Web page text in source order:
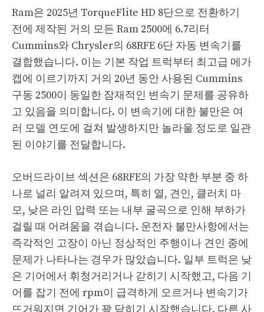
Ram은 2025년 TorqueFlite HD 8단으로 전환하기
전에 제작된 거의 모든 Ram 2500에 6.7리터
Cummins와 Chrysler의 68RFE 6단 자동 변속기를
결합했습니다. 이는 기본 작업 트럭부터 최고급 메가
캡에 이르기까지 거의 20년 동안 사용된 Cummins
구동 2500이 동일한 잠재적인 변속기 문제를 공유하
고 있음을 의미합니다. 이 변속기에 대한 불만은 여
러 모델 연도에 걸쳐 발생하지만 놀라울 정도로 일관
된 이야기를 전달합니다.
오버드라이브 섹션은 68RFE의 가장 약한 부분 중 하
나로 널리 알려져 있으며, 특히 열, 견인, ​​클러치 마
모, 낮은 라인 압력 또는 내부 굴곡으로 인해 부하가
걸릴 때 어려움을 겪습니다. 운전자 불만사항에서는
즉각적인 고장이 아닌 정상적인 주행이나 견인 중에
문제가 나타나는 경우가 많았습니다. 일부 트럭은 낮
은 기어에서 휘청거리거나 갇히기 시작했고, 다음 기
어를 잡기 전에 rpm이 급격하게 오르거나 변속기가